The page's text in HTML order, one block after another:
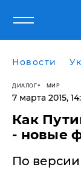
Новости
ДИАЛОГ МИР
7 марта 2015,
Как
- новые
По